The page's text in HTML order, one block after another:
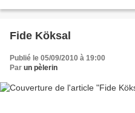
Fide Köksal
Publié le 05/09/2010 à 19:00
Par un pèlerin